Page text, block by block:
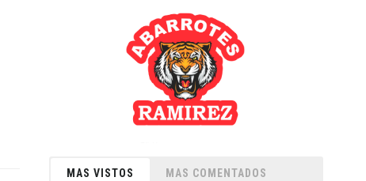
MAS VISTOS MAS COMENTADOS